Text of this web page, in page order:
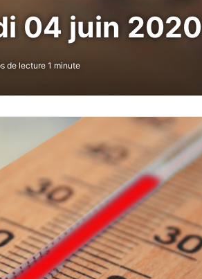
04 juin 2020
de lecture 1 minute